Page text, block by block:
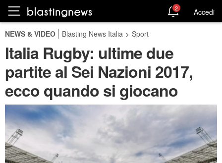
2 Accedi
NEWS & VIDEO Blasting News Italia > Sport
Italia Rugby: ultime due
partite al Sei Nazioni 2017,
ecco quando si giocano